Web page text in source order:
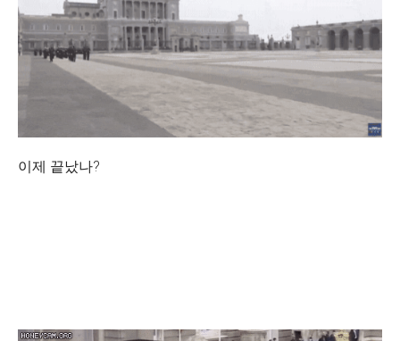
이제 끝났나?